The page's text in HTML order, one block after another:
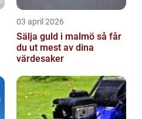
03 april 2026
Sälja guld i malmö så får
du ut mest av dina
värdesaker